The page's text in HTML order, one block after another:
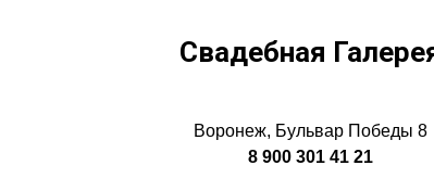
Свадебная
Воронеж, Бульвар Победы 8
8 900 301 41 21